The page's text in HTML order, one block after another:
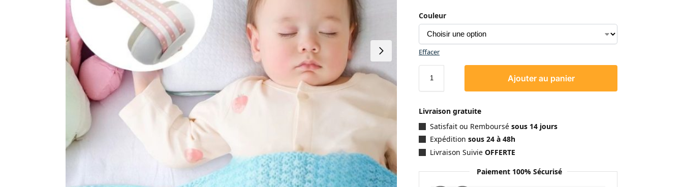
Couleur
Effacer
Ajouter au panier
Livraison gratuite
Satisfait ou Remboursésous 14 jours
Expédition sous 24 à 48h
Livraison SuivieOFFERTE
Paiement 100% Sécurisé